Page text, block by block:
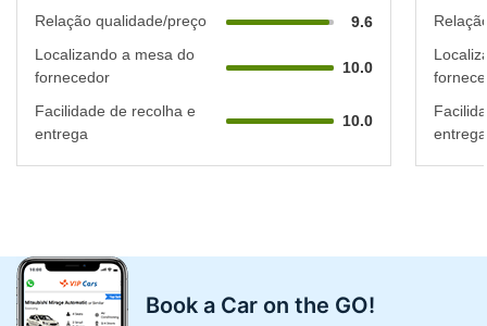
Relação qualidade/preço
9.6
Localizando a mesa do
fornecedor
10.0
Facilidade de recolha e
entrega
10.0
entrega
Book a Car on the GO!